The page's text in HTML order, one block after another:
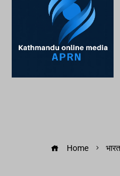
Home